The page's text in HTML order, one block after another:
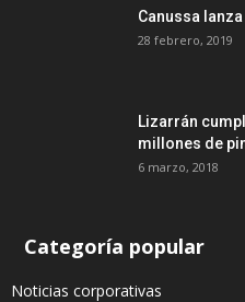
Canussa
28 febrero, 2019
Lizarrán
millones de
6 marzo, 2018
Categoría popular
Noticias corporativas